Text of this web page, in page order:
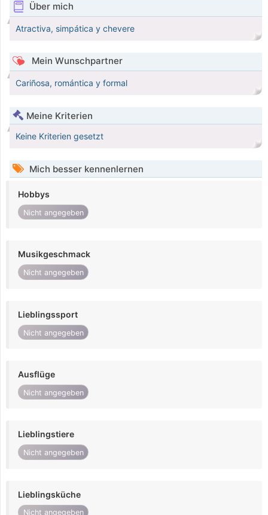
Über mich
Atractiva, simpática y chevere
Mein Wunschpartner
Cariñosa, romántica y formal
Meine Kriterien
Keine Kriterien gesetzt
Mich besser kennenlernen
Hobbys
Nicht angegeben
Musikgeschmack
Nicht angegeben
Lieblingssport
Nicht angegeben
Ausflüge
Nicht angegeben
Lieblingstiere
Nicht angegeben
Lieblingsküche
Nicht angegeben